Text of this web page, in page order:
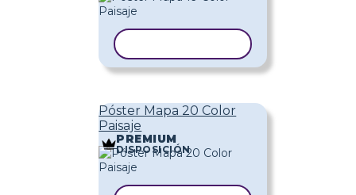
Póster Mapa 20 Color
Paisaje
PREMIUM
DISPOSICIÓN